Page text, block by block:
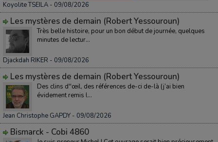
Koyolite TSEILA - 09/08/2026
Les mystères de demain (Robert Yessouroun)
Très belle histoire, pour un bon début de journée, quelques
minutes de lectur...
Djackdah RIKER - 09/08/2026
Les mystères de demain (Robert Yessouroun)
Des clins d''œil, des références de-ci de-là (j’ai bien
évidement remis l...
Jean Christophe GAPDY - 09/08/2026
Bismarck - Cobi 4860